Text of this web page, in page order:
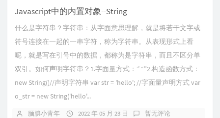
Javascript中的内置对象--String
什么是字符串？字符串：从字面意思理解，就是将若干文字或
符号连接在一起的一串字符，称为字符串。从表现形式上看
呢，就是写在引号中的数据，都称为是字符串，而且不区分单
双引。如何声明字符串？1.字面量方式：‘’ “”2.构造函数方式：
new String()//声明字符串 var str = 'hello'; //字面量声明方式 var
o_str = new String('hello'...
腼腆小青年 2022 年 05 月 23 日 暂无评论